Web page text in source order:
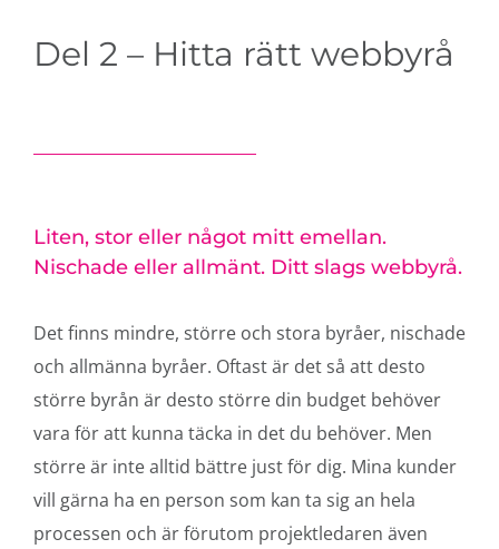
Del 2 – Hitta rätt webbyrå
Liten, stor eller något mitt emellan.
Nischade eller allmänt. Ditt slags webbyrå.
Det finns mindre, större och stora byråer, nischade
och allmänna byråer. Oftast är det så att desto
större byrån är desto större din budget behöver
vara för att kunna täcka in det du behöver. Men
större är inte alltid bättre just för dig. Mina kunder
vill gärna ha en person som kan ta sig an hela
processen och är förutom projektledaren även